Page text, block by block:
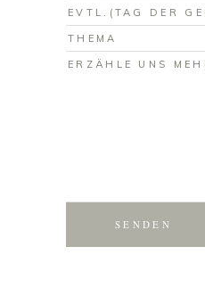
SENDEN